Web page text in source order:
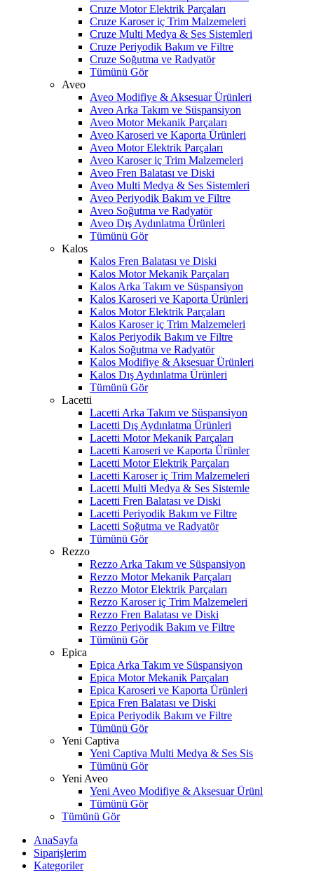
Cruze Motor Elektrik Parçaları
Cruze Karoser iç Trim Malzemeleri
Cruze Multi Medya & Ses Sistemleri
Cruze Periyodik Bakım ve Filtre
Cruze Soğutma ve Radyatör
Tümünü Gör
Aveo
Aveo Modifiye & Aksesuar Ürünleri
Aveo Arka Takım ve Süspansiyon
Aveo Motor Mekanik Parçaları
Aveo Karoseri ve Kaporta Ürünleri
Aveo Motor Elektrik Parçaları
Aveo Karoser iç Trim Malzemeleri
Aveo Fren Balatası ve Diski
Aveo Multi Medya & Ses Sistemleri
Aveo Periyodik Bakım ve Filtre
Aveo Soğutma ve Radyatör
Aveo Dış Aydınlatma Ürünleri
Tümünü Gör
Kalos
Kalos Fren Balatası ve Diski
Kalos Motor Mekanik Parçaları
Kalos Arka Takım ve Süspansiyon
Kalos Karoseri ve Kaporta Ürünleri
Kalos Motor Elektrik Parçaları
Kalos Karoser iç Trim Malzemeleri
Kalos Periyodik Bakım ve Filtre
Kalos Soğutma ve Radyatör
Kalos Modifiye & Aksesuar Ürünleri
Kalos Dış Aydınlatma Ürünleri
Tümünü Gör
Lacetti
Lacetti Arka Takım ve Süspansiyon
Lacetti Dış Aydınlatma Ürünleri
Lacetti Motor Mekanik Parçaları
Lacetti Karoseri ve Kaporta Ürünler
Lacetti Motor Elektrik Parçaları
Lacetti Karoser iç Trim Malzemeleri
Lacetti Multi Medya & Ses Sistemle
Lacetti Fren Balatası ve Diski
Lacetti Periyodik Bakım ve Filtre
Lacetti Soğutma ve Radyatör
Tümünü Gör
Rezzo
Rezzo Arka Takım ve Süspansiyon
Rezzo Motor Mekanik Parçaları
Rezzo Motor Elektrik Parçaları
Rezzo Karoser iç Trim Malzemeleri
Rezzo Fren Balatası ve Diski
Rezzo Periyodik Bakım ve Filtre
Tümünü Gör
Epica
Epica Arka Takım ve Süspansiyon
Epica Motor Mekanik Parçaları
Epica Karoseri ve Kaporta Ürünleri
Epica Fren Balatası ve Diski
Epica Periyodik Bakım ve Filtre
Tümünü Gör
Yeni Captiva
Yeni Captiva Multi Medya & Ses Sis
Tümünü Gör
Yeni Aveo
Yeni Aveo Modifiye & Aksesuar Ürünl
Tümünü Gör
Tümünü Gör
AnaSayfa
Siparişlerim
Kategoriler